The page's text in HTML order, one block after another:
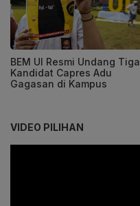
BEM UI Resmi Undang Tiga
Kandidat Capres Adu
Gagasan di Kampus
VIDEO PILIHAN